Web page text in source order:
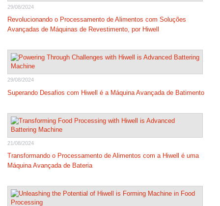
29/08/2024
Revolucionando o Processamento de Alimentos com Soluções
Avançadas de Máquinas de Revestimento, por Hiwell
29/08/2024
Superando Desafios com Hiwell é a Máquina Avançada de Batimento
21/08/2024
Transformando o Processamento de Alimentos com a Hiwell é uma
Máquina Avançada de Bateria